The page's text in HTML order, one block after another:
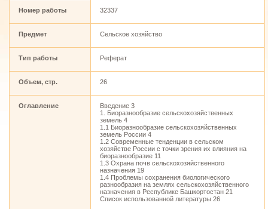
Номер работы 32337
Предмет Сельское хозяйство
Тип работы Реферат
Объем, стр. 26
Оглавление
Введение 3
1. Биоразнообразие сельскохозяйственных
земель 4
1.1 Биоразнообразие сельскохозяйственных
земель России 4
1.2 Современные тенденции в сельском
хозяйстве России с точки зрения их влияния на
биоразнообразие 11
1.3 Охрана почв сельскохозяйственного
назначения 19
1.4 Проблемы сохранения биологического
разнообразия на землях сельскохозяйственного
назначения в Республике Башкортостан 21
Список использованной литературы 26